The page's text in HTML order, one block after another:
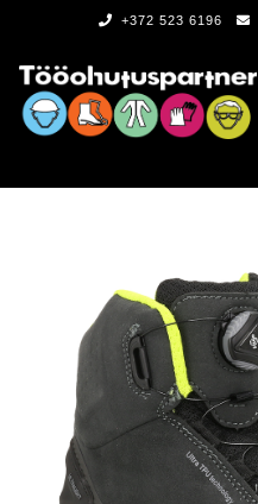
+372 523 6196